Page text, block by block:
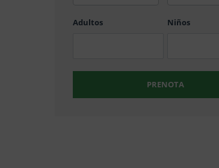
Adultos Niños
PRENOTA